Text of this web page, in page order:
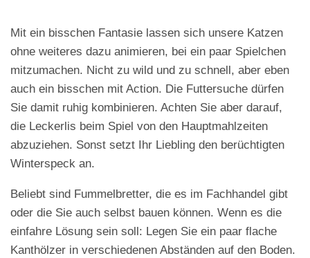
Mit ein bisschen Fantasie lassen sich unsere Katzen
ohne weiteres dazu animieren, bei ein paar Spielchen
mitzumachen. Nicht zu wild und zu schnell, aber eben
auch ein bisschen mit Action. Die Futtersuche dürfen
Sie damit ruhig kombinieren. Achten Sie aber darauf,
die Leckerlis beim Spiel von den Hauptmahlzeiten
abzuziehen. Sonst setzt Ihr Liebling den berüchtigten
Winterspeck an.
Beliebt sind Fummelbretter, die es im Fachhandel gibt
oder die Sie auch selbst bauen können. Wenn es die
einfahre Lösung sein soll: Legen Sie ein paar flache
Kanthölzer in verschiedenen Abständen auf den Boden.